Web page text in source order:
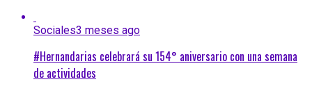
Sociales3 meses ago
#Hernandarias celebrará su 154° aniversario con una semana
de actividades